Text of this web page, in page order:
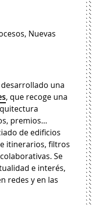
Nuevas
una
, que recoge una
premios…
de edificios
itinerarios, filtros
Se
e interés,
redes y en las